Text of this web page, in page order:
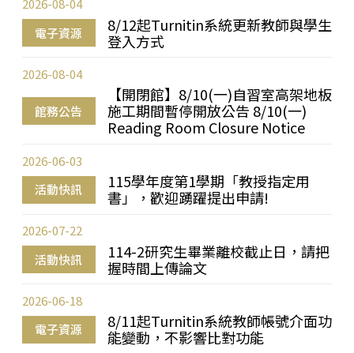
電子資源
8/12起Turnitin系統更新教師與學生
登入方式
2026-08-04
館務公告
【開閉館】8/10(一)自習室高架地板
施工期間暫停開放公告 8/10(一)
Reading Room Closure Notice
2026-08-04
活動快訊
115學年度第1學期「教授指定用
書」，歡迎踴躍提出申請!
2026-06-03
活動快訊
114-2研究生畢業離校截止日，請把
握時間上傳論文
2026-07-22
電子資源
8/11起Turnitin系統教師帳號介面功
能變動，不影響比對功能
2026-06-18